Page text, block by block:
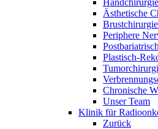
Handchirurgie
Ästhetische
Brustchirurgie
Periphere
Plastisch-
Chronische
Unser Team
Klinik für
Zurück